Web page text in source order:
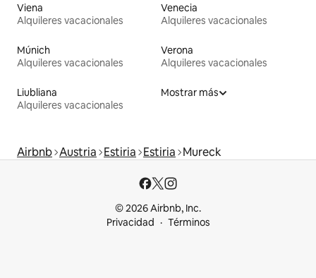
Viena
Alquileres vacacionales
Venecia
Alquileres vacacionales
Múnich
Alquileres vacacionales
Verona
Alquileres vacacionales
Liubliana
Alquileres vacacionales
Mostrar más
Airbnb Austria Estiria Estiria Mureck
© 2026 Airbnb, Inc.
Privacidad
Términos